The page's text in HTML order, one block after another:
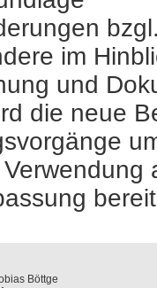
im
und
die neue
Böttge